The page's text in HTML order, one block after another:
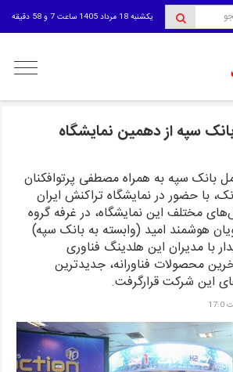
یکشنبه 18 مرداد 1405 ساعت 7 و 58 دقیقه
منوی
سپه از دهمین نمایشگاه
بانک سپه به همراه مصطفی پرتوافکنان
با حضور در نمایشگاه تراکنش ایران
مختلف این نمایشگاه، در غرفه گروه
هوشمند امید (وابسته به بانک سپه)
با مدیران این هلدینگ فناوری
محصولات فناورانه، جدیدترین
این شرکت قرارگرفت.